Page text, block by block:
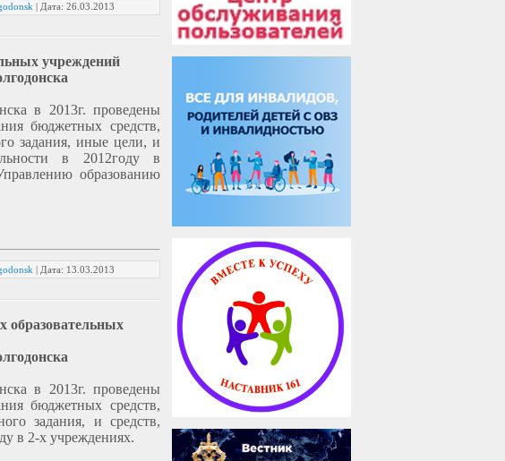
| Дата: 26.03.2013
учреждений
в 2013г. проведены
бюджетных средств,
задания, иные цели, и
в 2012году в
образованию
| Дата: 13.03.2013
образовательных
в 2013г. проведены
бюджетных средств,
задания, и средств,
в 2-х учреждениях.